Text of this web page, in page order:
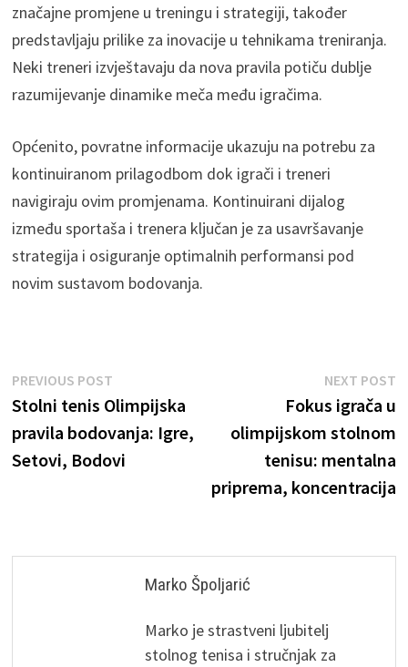
značajne promjene u treningu i strategiji, također
predstavljaju prilike za inovacije u tehnikama treniranja.
Neki treneri izvještavaju da nova pravila potiču dublje
razumijevanje dinamike meča među igračima.
Općenito, povratne informacije ukazuju na potrebu za
kontinuiranom prilagodbom dok igrači i treneri
navigiraju ovim promjenama. Kontinuirani dijalog
između sportaša i trenera ključan je za usavršavanje
strategija i osiguranje optimalnih performansi pod
novim sustavom bodovanja.
Post
navigation
PREVIOUS POSTPrevious
post:
Stolni tenis Olimpijska
pravila bodovanja: Igre,
Setovi, Bodovi
NEXT POST
Fokus igrača u
olimpijskom stolnom
tenisu: mentalna
priprema, koncentracija
Marko Špoljarić
Marko je strastveni ljubitelj
stolnog tenisa i stručnjak za